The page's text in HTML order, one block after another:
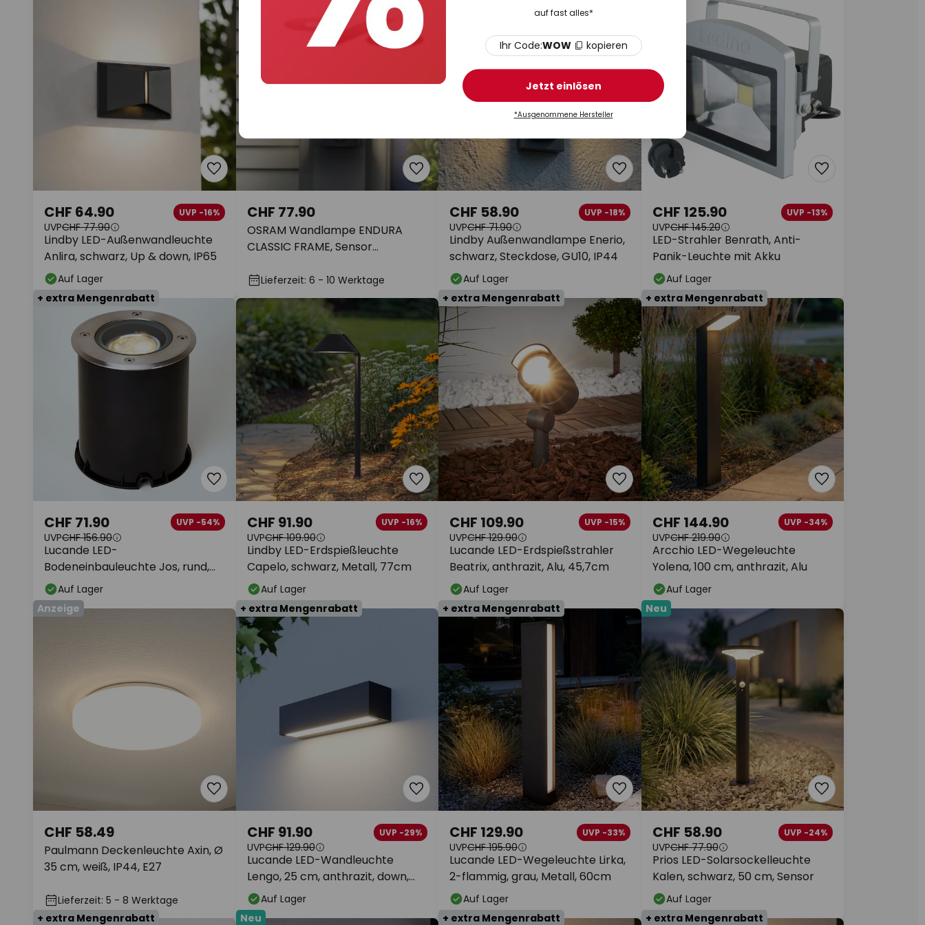
Lindby LED-Außenwandleuchte
Anlira, schwarz, Up & down, IP65
CHF 64.90 UVP -16%
UVPCHF 77.90
Auf Lager
OSRAM Wandlampe ENDURA
CLASSIC FRAME, Sensor
CHF 77.90
Lieferzeit: 6 - 10 Werktage
Lindby Außenwandlampe Enerio,
schwarz, Steckdose, GU10, IP44
CHF 58.90 UVP -18%
UVPCHF 71.90
Auf Lager
LED-Strahler Benrath, Anti-
Panik-Leuchte mit Akku
CHF 125.90 UVP -13%
UVPCHF 145.20
Auf Lager
+ extra Mengenrabatt
Lucande LED-
Bodeneinbauleuchte Jos, rund,
schwenkbar, IP67
CHF 71.90 UVP -54%
UVPCHF 156.90
Auf Lager
Lindby LED-Erdspießleuchte
Capelo, schwarz, Metall, 77cm
CHF 91.90 UVP -16%
UVPCHF 109.90
Auf Lager
+ extra Mengenrabatt
Lucande LED-Erdspießstrahler
Beatrix, anthrazit, Alu, 45,7cm
CHF 109.90 UVP -15%
UVPCHF 129.90
Auf Lager
+ extra Mengenrabatt
Arcchio LED-Wegeleuchte
Yolena, 100 cm, anthrazit, Alu
CHF 144.90 UVP -34%
UVPCHF 219.90
Auf Lager
Anzeige
Paulmann Deckenleuchte Axin, Ø
35 cm, weiß, IP44, E27
CHF 58.49
Lieferzeit: 5 - 8 Werktage
+ extra Mengenrabatt
Lucande LED-Wandleuchte
Lengo, 25 cm, anthrazit, down,
3000K
CHF 91.90 UVP -29%
UVPCHF 129.90
Auf Lager
+ extra Mengenrabatt
Lucande LED-Wegeleuchte Lirka,
2-flammig, grau, Metall, 60cm
CHF 129.90 UVP -33%
UVPCHF 195.90
Auf Lager
Neu
Prios LED-Solarsockelleuchte
Kalen, schwarz, 50 cm, Sensor
CHF 58.90 UVP -24%
UVPCHF 77.90
Auf Lager
+ extra Mengenrabatt
Neu + extra Mengenrabatt + extra Mengenrabatt
auf fast alles*
Ihr Code:WOW kopieren
Jetzt einlösen
*Ausgenommene Hersteller